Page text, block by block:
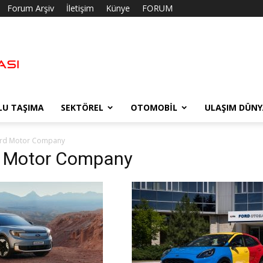
Forum Arşiv İletişim Künye FORUM
TAŞIMA SEKTÖREL OTOMOBIL ULAŞIM
Motor Company
Company